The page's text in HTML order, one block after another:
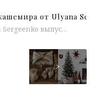
Бренд Ulyana Sergeenko выпустил коллекцию уютного и теплого кашемира. В линейку вошли: боди, платья-кардиганы со сложной вязкой, пелерины, брюки свободного кроя, укороченные...
>